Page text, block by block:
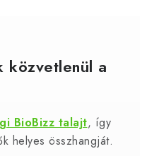
közvetlenül a
BioBizz talajt, így
helyes összhangját.